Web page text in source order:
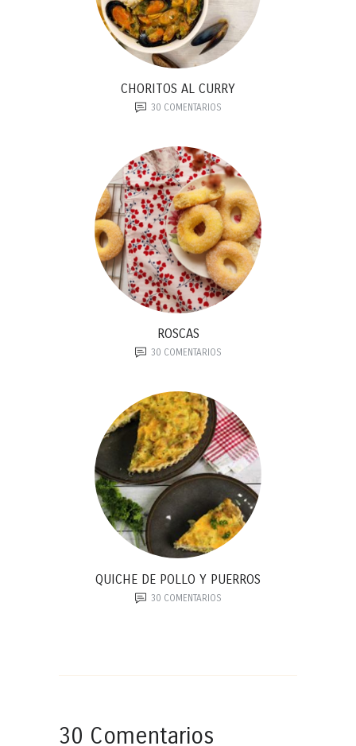
CHORITOS AL CURRY
30COMENTARIOS
ROSCAS
30COMENTARIOS
QUICHE DE POLLO Y PUERROS
30COMENTARIOS
30 Comentarios